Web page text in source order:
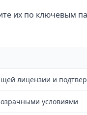
их по ключевым
лицензии и
условиями